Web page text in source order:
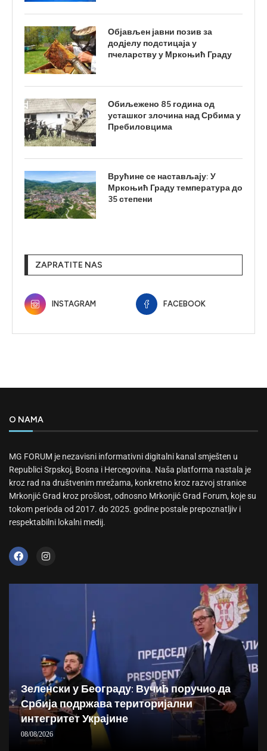
Објављен јавни позив за
додјелу подстицаја у
пчеларству у Мркоњић Граду
Обиљежено 85 година од
усташког злочина над Србима у
Пребиловцима
Врућине се настављају: У
Мркоњић Граду температура до
35 степени
ZAPRATITE NAS
INSTAGRAM FACEBOOK
O NAMA
MG FORUM je nezavisni informativni digitalni kanal smješten u
Republici Srpskoj, Bosna i Hercegovina. Naša platforma nastala je
kroz rad na društvenim mrežama, konkretno kroz razvoj stranice
Mrkonjić Grad kroz prošlost, odnosno Mrkonjić Grad Forum, koje su
tokom perioda od 2017. do 2025. godine postale prepoznatljiv i
respektabilni lokalni medij.
Зеленски у Београду: Вучић поручио да
Србија подржава територијални
интегритет Украјине
08/08/2026